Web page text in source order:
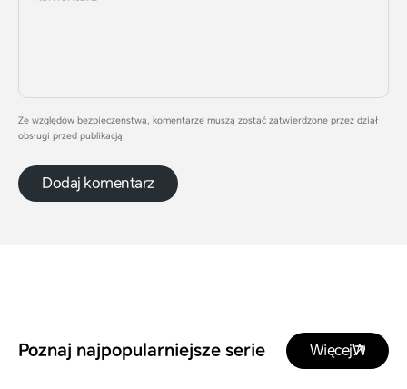
Ze względów bezpieczeństwa, komentarze muszą zostać zatwierdzone przez dział
obsługi przed publikacją.
Dodaj komentarz
Poznaj najpopularniejsze serie Więcej